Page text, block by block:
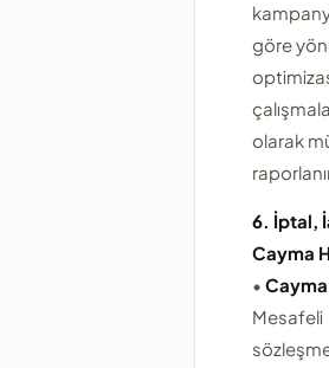
göre
olarak
6. İptal,
Cayma
• Cayma
Mesafeli